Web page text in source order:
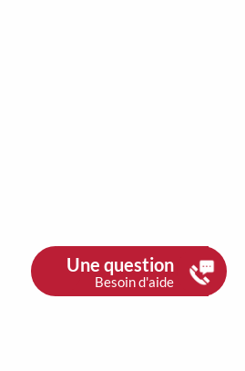
Une question
Besoin d'aide